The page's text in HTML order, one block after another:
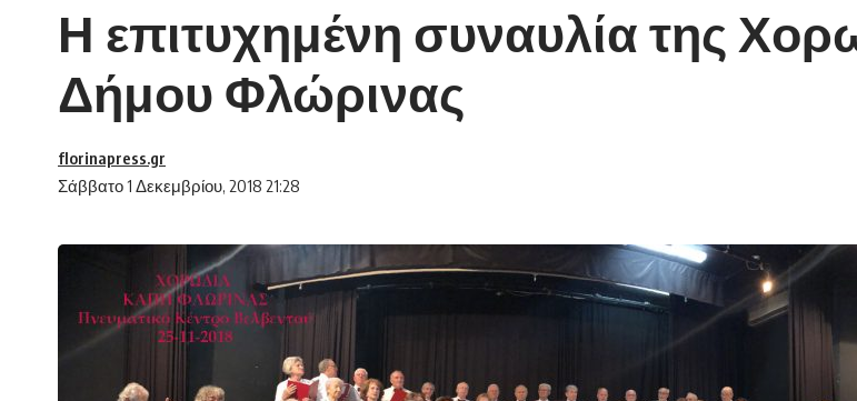
Η επιτυχημένη συναυλία της
Δήμου Φλώρινας
Σάββατο 1 Δεκεμβρίου, 2018 21:28
florinapress.gr